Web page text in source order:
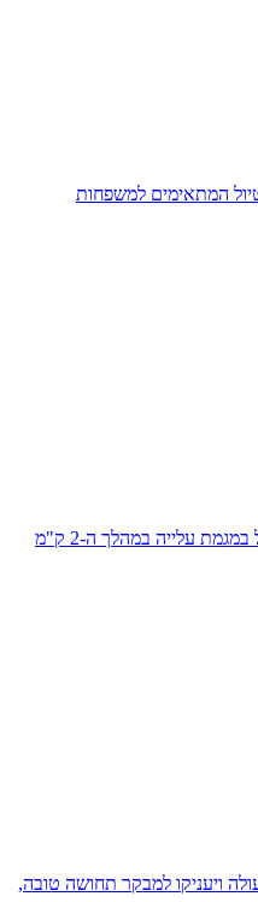
טיול המתאימים למשפחות
אודות מפל החלון - הקניון היבש - שבת ה- 25-11-2023מפל החלון - הקניון היבש הנו אחד המסלולים המרהיבים והלא מוכרים במדבר יהודה. זהו מסלול בדרגת קושי בינונית למיטיבי לכת.המסלול במגמת עלייה במהלך ה-2 ק"מ
ישמחו לבצע שיתופי פעולה ויעניקו למבקר תחושה טובה,